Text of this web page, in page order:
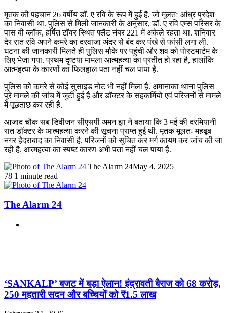
मृतक की पहचान 26 वर्षीय डॉ. ए रवि के रूप में हुई है, जो मूलतः आंध्र प्रदेश
का निवासी था. पुलिस से मिली जानकारी के अनुसार, डॉ. ए रवि एम्स परिसर के
पास बी ब्लॉक, हर्षित टॉवर स्थित फ्लैट नंबर 221 में अकेले रहता था. शनिवार
देर रात रवि अपने कमरे का दरवाजा अंदर से बंद कर पंखे से फांसी लगा ली.
घटना की जानकारी मिलते ही पुलिस मौके पर पहुंची और शव को पोस्टमार्टम के
लिए भेजा गया. प्रथम दृष्टया मामला आत्महत्या का प्रतीत हो रहा है, हालांकि
आत्महत्या के कारणों का फिलहाल पता नहीं चल पाया है.
पुलिस को कमरे से कोई सुसाइड नोट भी नहीं मिला है. अमानाका थाना पुलिस
पूरे मामले की जांच में जुटी हुई है और डॉक्टर के सहकर्मियों एवं परिजनों से मामले
में पूछताछ कर रही है.
आजाद चौक सब डिवीजन सीएसपी अमन झा ने बताया कि 3 मई की दरमियानी
रात डॉक्टर के आत्महत्या करने की सूचना प्राप्त हुई थी. मृतक मूलतः महबूब
नगर हैदराबाद का निवासी है. परिजनों को सूचित कर मर्ग कायम कर जांच की जा
रही है. आत्महत्या का स्पष्ट कारण अभी पता नहीं चल पाया है.
The Alarm 24May 4, 2025
78 1 minute read
The Alarm 24
‘SANKALP’ बजट में बड़ा ऐलान! इंद्रावती बैराज को 68 करोड़,
250 महतारी सदन और बच्चियों को ₹1.5 लाख